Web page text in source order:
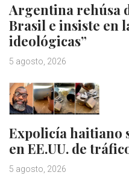
Argentina rehúsa
Brasil e insiste en
ideológicas”
5 agosto, 2026
Expolicía haitiano
en EE.UU. de
5 agosto, 2026